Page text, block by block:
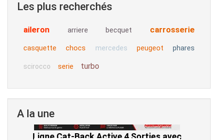
Les plus recherchés
aileron arriere becquet carrosserie
casquette chocs mercedes peugeot phares
scirocco serie turbo
A la une